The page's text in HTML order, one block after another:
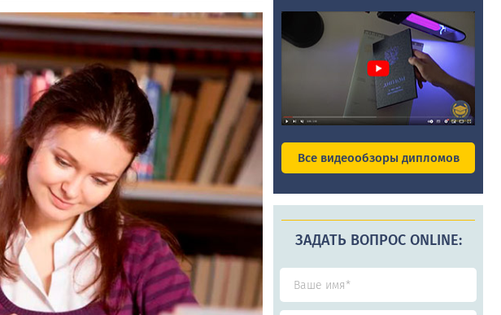
Все видеообзоры дипломов
ЗАДАТЬ ВОПРОС ONLINE: